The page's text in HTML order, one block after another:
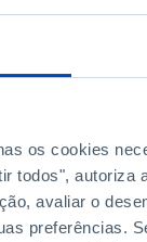
os cookies
todos", autoriza
avaliar o
preferências.